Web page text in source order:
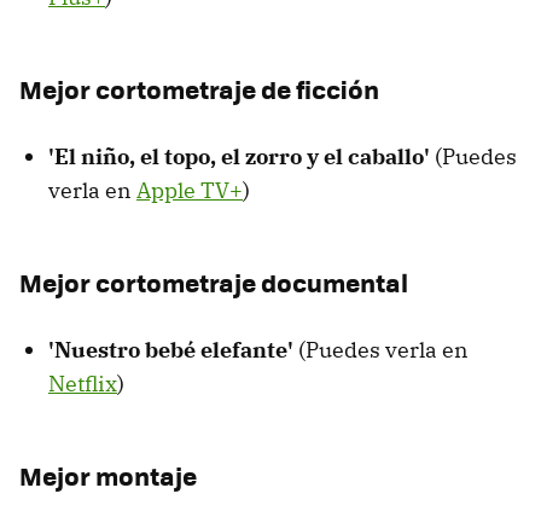
Mejor cortometraje de ficción
'El niño, el topo, el zorro y el caballo' (Puedes
verla en Apple TV+)
Mejor cortometraje documental
'Nuestro bebé elefante' (Puedes verla en
Netflix)
Mejor montaje